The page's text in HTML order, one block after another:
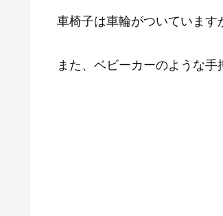
車椅子は車輪がついています
また、ベビーカーのような手